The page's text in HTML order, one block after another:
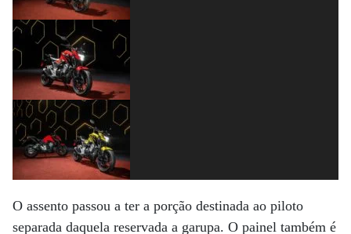
O assento passou a ter a porção destinada ao piloto
separada daquela reservada a garupa. O painel também é